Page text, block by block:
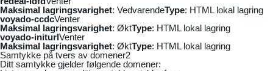
Maksimal lagringsvarighet: VedvarendeType: HTML lokal lagring
voyado-ccdcVenter
Maksimal lagringsvarighet: ØktType: HTML lokal lagring
voyado-initurlVenter
Maksimal lagringsvarighet: ØktType: HTML lokal lagring
Samtykke på tvers av domener2
Ditt samtykke gjelder følgende domener: